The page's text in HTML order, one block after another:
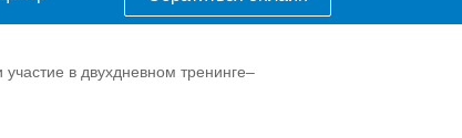
в двухдневном тренинге–